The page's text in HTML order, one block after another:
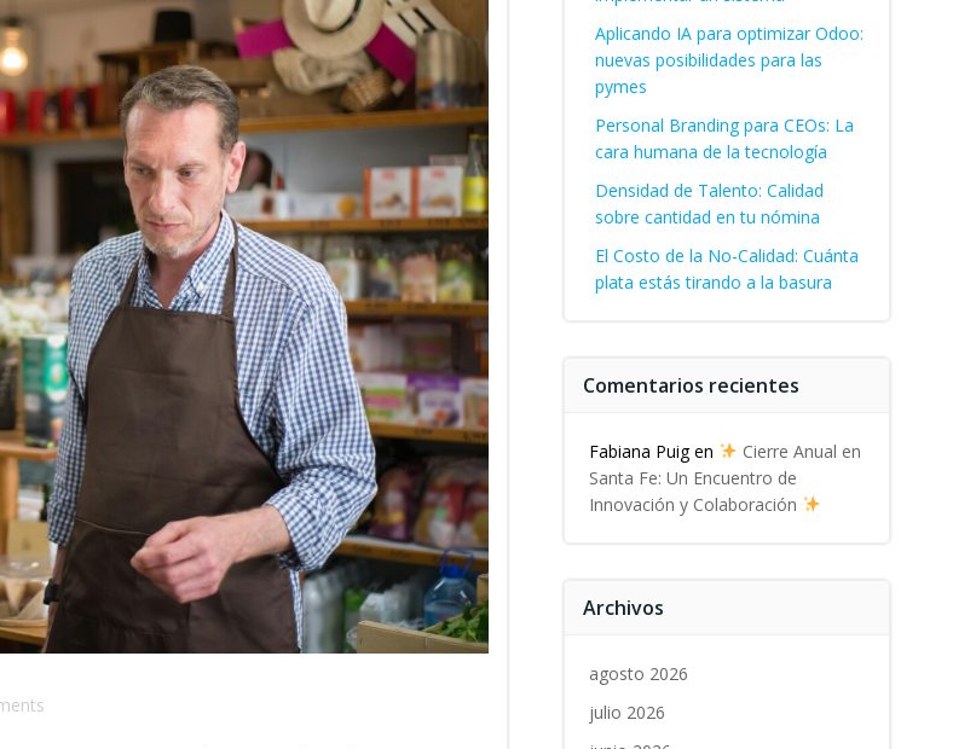
Aplicando IA para optimizar Odoo:
nuevas posibilidades para las
pymes
Personal Branding para CEOs: La
cara humana de la tecnología
Densidad de Talento: Calidad
sobre cantidad en tu nómina
El Costo de la No-Calidad: Cuánta
plata estás tirando a la basura
Comentarios recientes
Fabiana Puigen
Cierre Anual en
Santa Fe: Un Encuentro de
Innovación y Colaboración
Archivos
agosto 2026
julio 2026